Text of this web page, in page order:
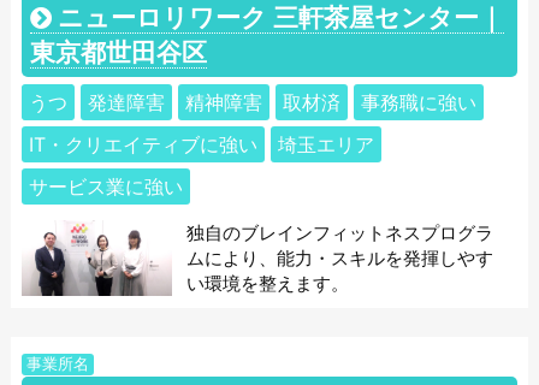
ニューロリワーク 三軒茶屋センター｜
東京都世田谷区
うつ 発達障害 精神障害 取材済
事務職に強い
IT・クリエイティブに強い
埼玉エリア
サービス業に強い
独自のブレインフィットネスプログラ
ムにより、能力・スキルを発揮しやす
い環境を整えます。
事業所名